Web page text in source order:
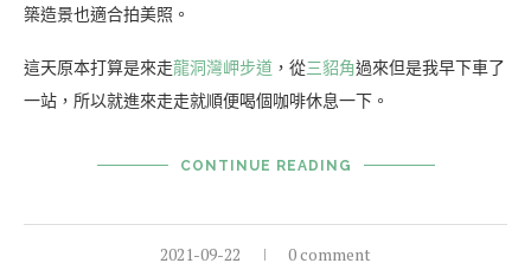
築造景也適合拍美照。
這天原本打算是來走龍洞灣岬步道 ，從三貂角過來但是我早下車了
一站，所以就進來走走就順便喝個咖啡休息一下。
CONTINUE READING
2021-09-22 0 comment